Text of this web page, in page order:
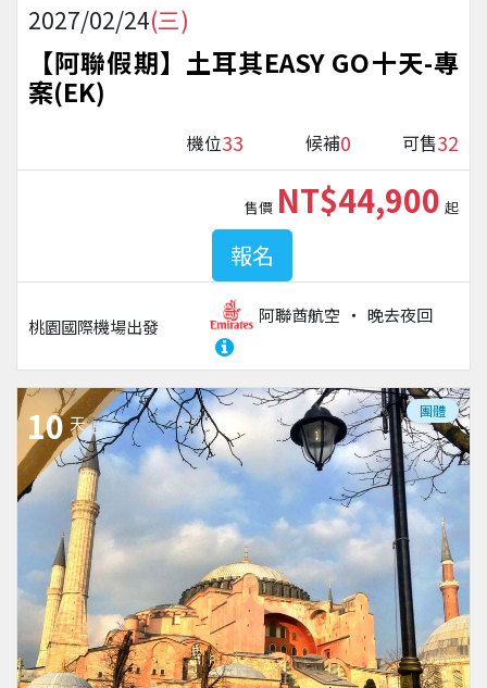
2027/02/24(三)
【阿聯假期】土耳其EASY GO十天-專
案(EK)
機位33 候補0 可售32
桃園國際機場出發
阿聯酋航空 晚去夜回
售價 NT$44,900 起
報名
10 天
團體